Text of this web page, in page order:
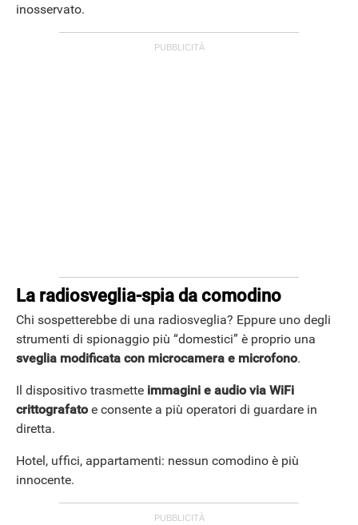
inosservato.
La radiosveglia-spia da comodino
Chi sospetterebbe di una radiosveglia? Eppure uno degli
strumenti di spionaggio più “domestici” è proprio una
sveglia modificata con microcamera e microfono.
Il dispositivo trasmette immagini e audio via WiFi
crittografatoe consente a più operatori di guardare in
diretta.
Hotel, uffici, appartamenti: nessun comodino è più
innocente.